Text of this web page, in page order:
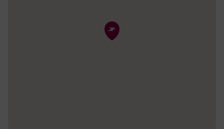
Pin de la carte